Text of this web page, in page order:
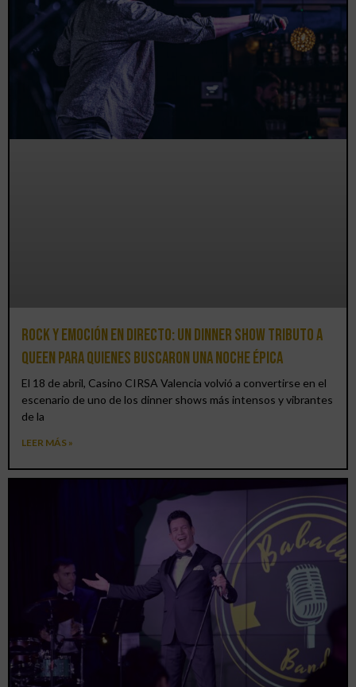
Rock y emoción en directo: un Dinner Show Tributo a
Queen para quienes buscaron una noche épica
El 18 de abril, Casino CIRSA Valencia volvió a convertirse en el
escenario de uno de los dinner shows más intensos y vibrantes
de la
LEER MÁS »